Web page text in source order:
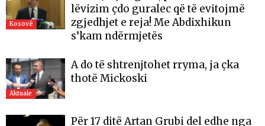
Kosovë
lëvizim çdo guralec që të evitojmë
zgjedhjet e reja! Me Abdixhikun
s’kam ndërmjetës
Aktuale
A do të shtrenjtohet rryma, ja çka
thotë Mickoski
Për 17 ditë Artan Grubi del edhe nga